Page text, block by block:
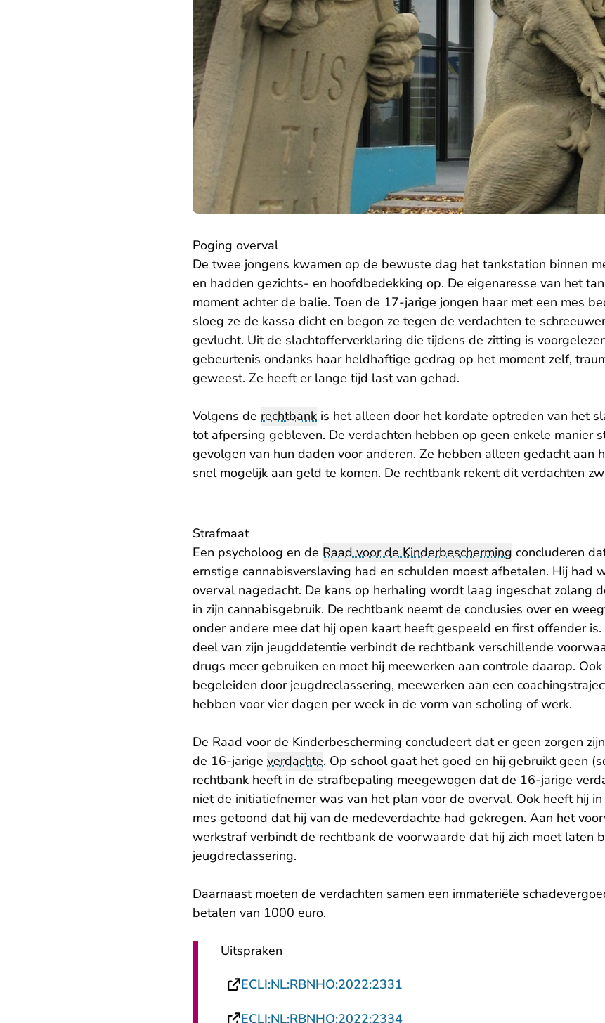
Poging overval
De twee jongens kwamen op de bewuste dag het tankstation binnen
en hadden gezichts- en hoofdbedekking op. De eigenaresse van het
moment achter de balie. Toen de 17-jarige jongen haar met een mes
sloeg ze de kassa dicht en begon ze tegen de verdachten te
gevlucht. Uit de slachtofferverklaring die tijdens de zitting is
gebeurtenis ondanks haar heldhaftige gedrag op het moment zelf,
geweest. Ze heeft er lange tijd last van gehad.
Volgens de rechtbank is het alleen door het kordate optreden van het
tot afpersing gebleven. De verdachten hebben op geen enkele manier
gevolgen van hun daden voor anderen. Ze hebben alleen gedacht aan
snel mogelijk aan geld te komen. De rechtbank rekent dit verdachten
Strafmaat
Een psycholoog en de Raad voor de Kinderbescherming concluderen
ernstige cannabisverslaving had en schulden moest afbetalen. Hij had
overval nagedacht. De kans op herhaling wordt laag ingeschat zolang
in zijn cannabisgebruik. De rechtbank neemt de conclusies over en
onder andere mee dat hij open kaart heeft gespeeld en first offender
deel van zijn jeugddetentie verbindt de rechtbank verschillende
drugs meer gebruiken en moet hij meewerken aan controle daarop.
begeleiden door jeugdreclassering, meewerken aan een
hebben voor vier dagen per week in de vorm van scholing of werk.
De Raad voor de Kinderbescherming concludeert dat er geen zorgen
de 16-jarige verdachte. Op school gaat het goed en hij gebruikt geen
rechtbank heeft in de strafbepaling meegewogen dat de 16-jarige
niet de initiatiefnemer was van het plan voor de overval. Ook heeft hij
mes getoond dat hij van de medeverdachte had gekregen. Aan het
werkstraf verbindt de rechtbank de voorwaarde dat hij zich moet laten
jeugdreclassering.
Daarnaast moeten de verdachten samen een immateriële
betalen van 1000 euro.
Uitspraken
ECLI:NL:RBNHO:2022:2331
ECLI:NL:RBNHO:2022:2334- U verlaat Rechtspraak.nl